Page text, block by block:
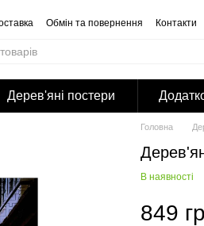
Обмін та повернення Контакти
оферта
Дерев'яні постери
Головна
В наявності
849